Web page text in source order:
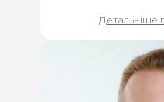
Детальніше